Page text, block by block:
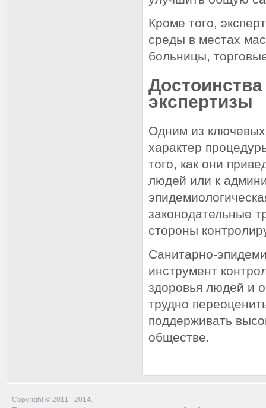
Кроме того,
среды в местах
больницы,
экспертизы
Одним из
характер
того, как они
людей или к
законодательные
стороны
Санитарно-
инструмент
здоровья людей и
трудно
поддерживать
обществе.
Copyright © 2011 - 2014.